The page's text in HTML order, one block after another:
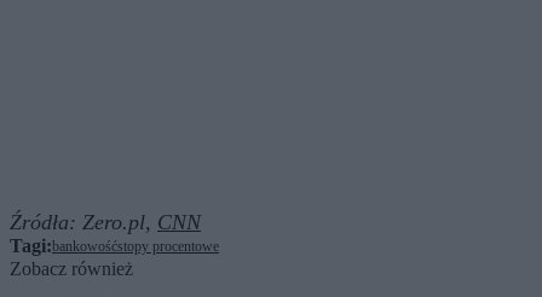
Źródła: Zero.pl, CNN
Tagi:bankowośćstopy procentowe
Zobacz również